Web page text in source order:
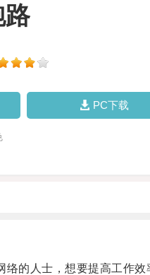
路
PC下载
人士，想要提高工作效